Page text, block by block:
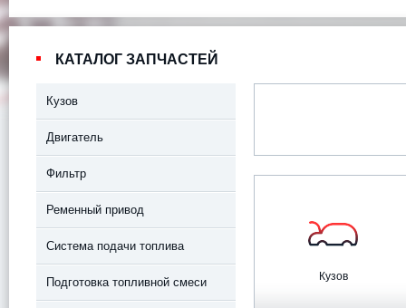
КАТАЛОГ ЗАПЧАСТЕЙ
Кузов
Двигатель
Фильтр
Ременный привод
Система подачи топлива
Подготовка топливной смеси Кузов